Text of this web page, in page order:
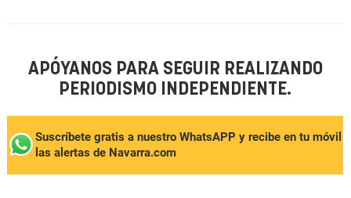
APÓYANOS PARA SEGUIR REALIZANDO
PERIODISMO INDEPENDIENTE.
Suscríbete gratis a nuestro WhatsAPP y recibe en tu móvil
las alertas de Navarra.com